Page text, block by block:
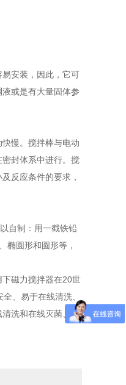
安装，因此，它可
或是有大量固体参
慢。搅拌棒与电动
封体系中进行。搅
反应条件的要求，
自制：用一截铁铅
椭圆形和圆形等，
磁力搅拌器在20世
、易于在线清洗、
洗和在线灭菌、轴